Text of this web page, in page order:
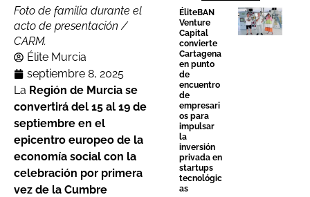
Foto de familia durante el
acto de presentación /
CARM.
Élite Murcia
septiembre 8, 2025
La Región de Murcia se
convertirá del 15 al 19 de
septiembre en el
epicentro europeo de la
economía social con la
celebración por primera
vez de la Cumbre
ÉliteBAN
Venture
Capital
convierte
Cartagena
en punto
de
encuentro
de
empresari
os para
impulsar
la
inversión
privada en
startups
tecnológic
as